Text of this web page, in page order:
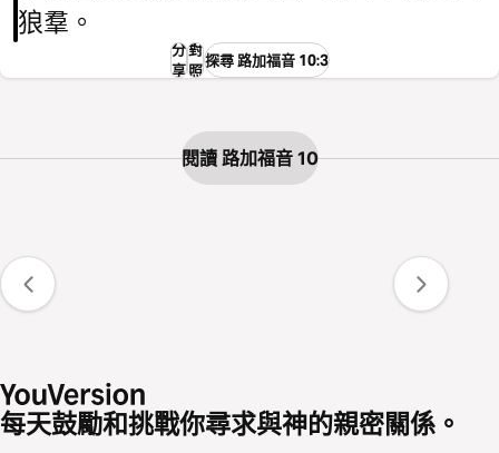
狼羣。
分
享
對
照
探尋 路加福音 10:3
閱讀 路加福音 10
每天鼓勵和挑戰你尋求與神的親密關係。